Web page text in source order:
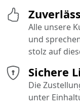
Sichere
Die
unter
Alle unsere
und
stolz auf